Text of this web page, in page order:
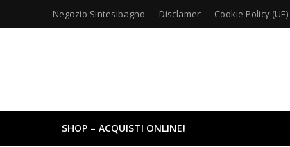
Negozio Sintesibagno Disclamer Cookie Policy (UE)
SHOP – ACQUISTI ONLINE!